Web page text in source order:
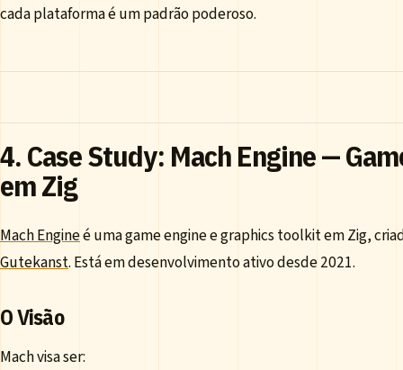
cada plataforma é um padrão poderoso.
4. Case Study: Mach Engine —
em Zig
Mach Engineé uma game engine e graphics toolkit em Zig,
Gutekanst. Está em desenvolvimento ativo desde 2021.
O Visão
Mach visa ser: